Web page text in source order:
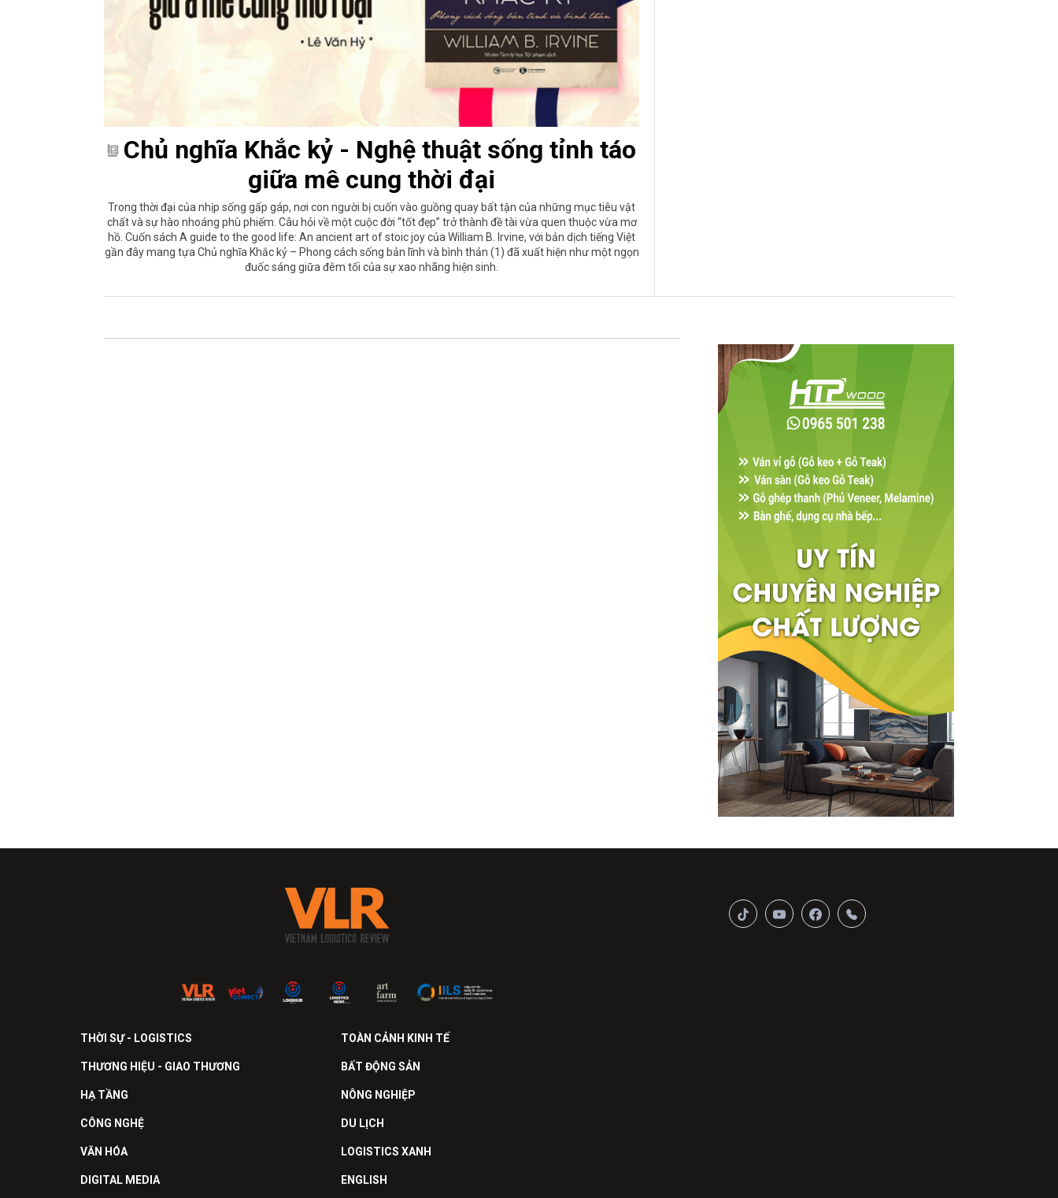
Chủ nghĩa Khắc kỷ - Nghệ thuật sống tỉnh táo
giữa mê cung thời đại
Trong thời đại của nhịp sống gấp gáp, nơi con người bị cuốn vào guồng quay bất tận của những mục tiêu vật
chất và sự hào nhoáng phù phiếm. Câu hỏi về một cuộc đời “tốt đẹp” trở thành đề tài vừa quen thuộc vừa mơ
hồ. Cuốn sách A guide to the good life: An ancient art of stoic joy của William B. Irvine, với bản dịch tiếng Việt
gần đây mang tựa Chủ nghĩa Khắc kỷ – Phong cách sống bản lĩnh và bình thản (1) đã xuất hiện như một ngọn
đuốc sáng giữa đêm tối của sự xao nhãng hiện sinh.
THỜI SỰ - LOGISTICS TOÀN CẢNH KINH TẾ
THƯƠNG HIỆU - GIAO THƯƠNG BẤT ĐỘNG SẢN
HẠ TẦNG NÔNG NGHIỆP
CÔNG NGHỆ DU LỊCH
VĂN HÓA LOGISTICS XANH
DIGITAL MEDIA ENGLISH